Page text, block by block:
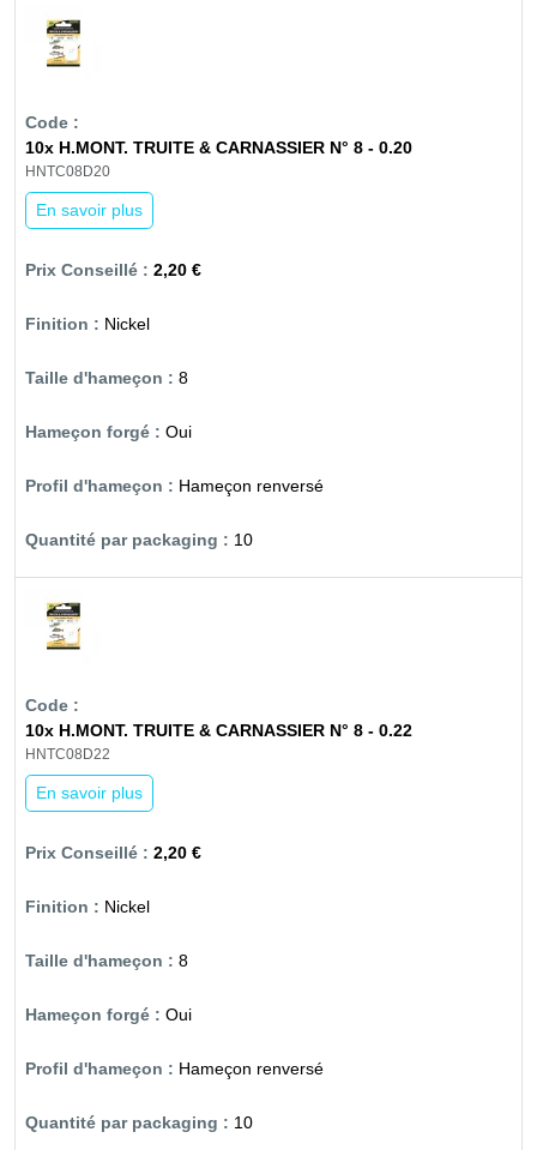
10x H.MONT. TRUITE & CARNASSIER N° 8 - 0.20
HNTC08D20
En savoir plus
2,20 €
Nickel
8
Oui
Hameçon renversé
10
10x H.MONT. TRUITE & CARNASSIER N° 8 - 0.22
HNTC08D22
En savoir plus
2,20 €
Nickel
8
Oui
Hameçon renversé
10